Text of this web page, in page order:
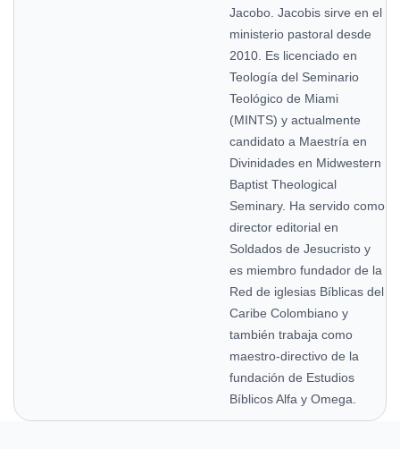
Jacobo. Jacobis sirve en el
ministerio pastoral desde
2010. Es licenciado en
Teología del Seminario
Teológico de Miami
(MINTS) y actualmente
candidato a Maestría en
Divinidades en Midwestern
Baptist Theological
Seminary. Ha servido como
director editorial en
Soldados de Jesucristo y
es miembro fundador de la
Red de iglesias Bíblicas del
Caribe Colombiano y
también trabaja como
maestro-directivo de la
fundación de Estudios
Bíblicos Alfa y Omega.